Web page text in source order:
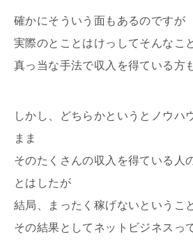
確かにそういう面もあるのですが
実際のとことはけっしてそんなこ
真っ当な手法で収入を得ている方
しかし、どちらかというとノウハ
まま
そのたくさんの収入を得ている人
とはしたが
結局、まったく稼げないというこ
その結果としてネットビジネスっ